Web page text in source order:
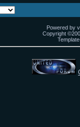
Powered by
Copyright